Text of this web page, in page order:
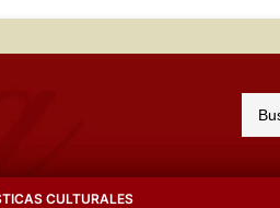
u
CULTURALES